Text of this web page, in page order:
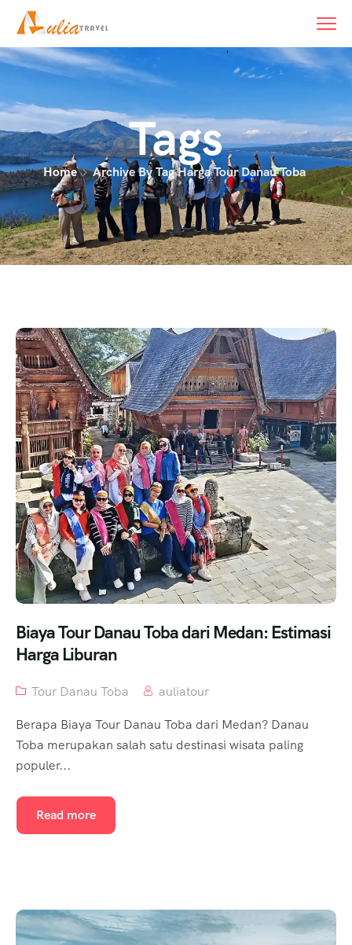
Tags
Home Archive By Tag Harga Tour Danau Toba
Biaya Tour Danau Toba dari Medan: Estimasi
Harga Liburan
Tour Danau Toba
auliatour
Berapa Biaya Tour Danau Toba dari Medan? Danau
Toba merupakan salah satu destinasi wisata paling
populer...
Read more